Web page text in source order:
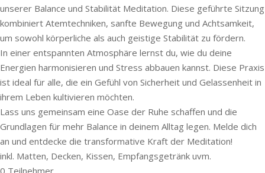
unserer Balance und Stabilität Meditation. Diese geführte Sitzung
kombiniert Atemtechniken, sanfte Bewegung und Achtsamkeit,
um sowohl körperliche als auch geistige Stabilität zu fördern.
In einer entspannten Atmosphäre lernst du, wie du deine
Energien harmonisieren und Stress abbauen kannst. Diese Praxis
ist ideal für alle, die ein Gefühl von Sicherheit und Gelassenheit in
ihrem Leben kultivieren möchten.
Lass uns gemeinsam eine Oase der Ruhe schaffen und die
Grundlagen für mehr Balance in deinem Alltag legen. Melde dich
an und entdecke die transformative Kraft der Meditation!
inkl. Matten, Decken, Kissen, Empfangsgetränk uvm.
0 Teilnehmer